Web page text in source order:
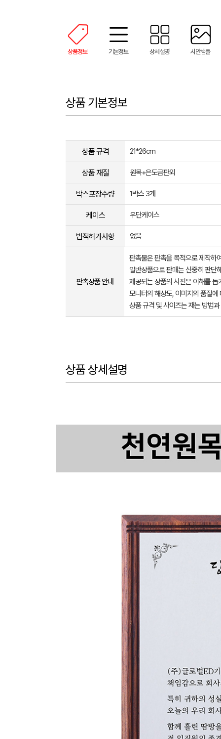
상품정보 기본정보 상세설명 시안샘플
상품 기본정보
상품 규격 21*26cm
상품 재질 원목+은도금판외
박스포장수량 1박스 3개
케이스 우단케이스
법적허가사항 없음
판촉상품 안내
판촉물은 판촉을 목적으로 제작하
일반상품으로 판매는 신중히 판단
제공되는 상품의 사진은 이해를
모니터의 해상도, 이미지의 품질
상품 규격 및 사이즈는 재는 방법
상품 상세설명